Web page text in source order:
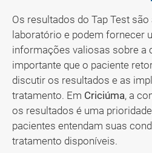
Os resultados do Tap Test
laboratório e podem fornecer
informações valiosas sobre a
importante que o paciente
discutir os resultados e as
tratamento. Em Criciúma, a
os resultados é uma
pacientes entendam suas
tratamento disponíveis.